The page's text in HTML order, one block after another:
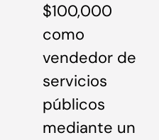
$100,000
como
vendedor de
servicios
públicos
mediante un